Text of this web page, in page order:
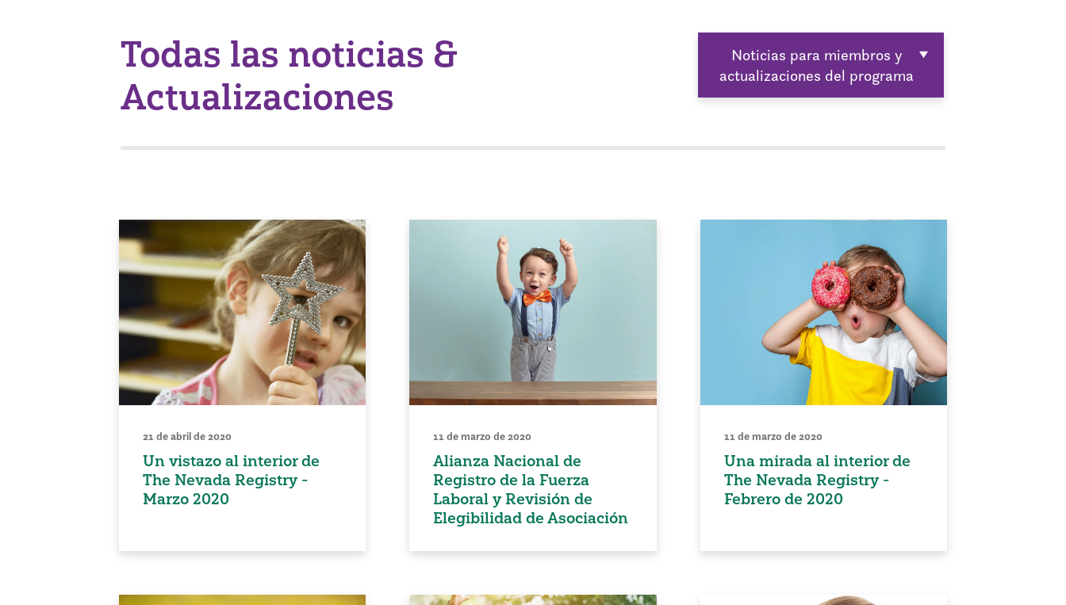
Todas las noticias &
Actualizaciones
Noticias para miembros y
actualizaciones del programa
21 de abril de 2020
Un vistazo al interior de
The Nevada Registry -
Marzo 2020
11 de marzo de 2020
Alianza Nacional de
Registro de la Fuerza
Laboral y Revisión de
Elegibilidad de Asociación
11 de marzo de 2020
Una mirada al interior de
The Nevada Registry -
Febrero de 2020